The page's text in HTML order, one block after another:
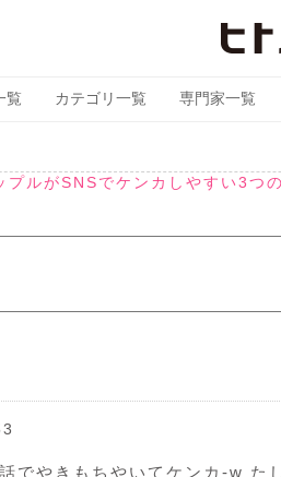
覧 カテゴリ一覧 専門家一覧
ルがSNSでケンカしやすい3つ
でやきもちやいてケンカ-w た